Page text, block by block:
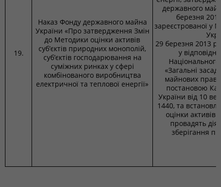
19.
Наказ Фонду державного майна
України «Про затвердження Змін
до Методики оцінки активів
суб’єктів природних монополій,
суб’єктів господарювання на
суміжних ринках у сфері
комбінованого виробництва
електричної та теплової енергії»
державного
березня
зареєстрованої у
29 березня 2013
у
«Загальні
майнових
постановою
України від 10
1440, та
оцінки активів
провадять
зберігання